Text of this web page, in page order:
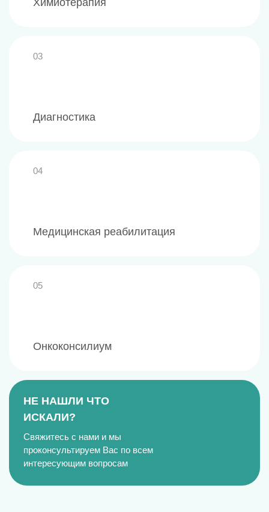
Химиотерапия
03
Диагностика
04
Медицинская реабилитация
05
Онкоконсилиум
НЕ НАШЛИ ЧТО
ИСКАЛИ?
Свяжитесь с нами и мы
проконсультируем Вас по всем
интересующим вопросам